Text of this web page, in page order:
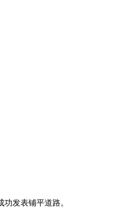
题是每一个环节都会失败”，
发表铺平道路。